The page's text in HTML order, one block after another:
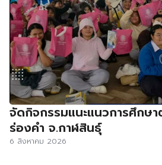
จัดกิจกรรมแนะแนวการศึกษ
ร่องคำ จ.กาฬสินธุ์
6 สิงหาคม 2026